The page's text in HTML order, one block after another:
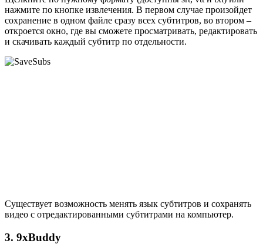
нажмите по кнопке извлечения. В первом случае произойдет
сохранение в одном файле сразу всех субтитров, во втором –
откроется окно, где вы сможете просматривать, редактировать
и скачивать каждый субтитр по отдельности.
Существует возможность менять язык субтитров и сохранять
видео с отредактированными субтитрами на компьютер.
3. 9xBuddy